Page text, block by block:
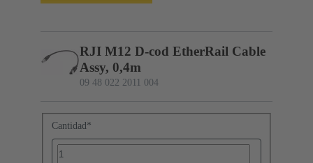
RJI M12 D-cod EtherRail Cable
Assy, 0,4m
09 48 022 2011 004
Cantidad*